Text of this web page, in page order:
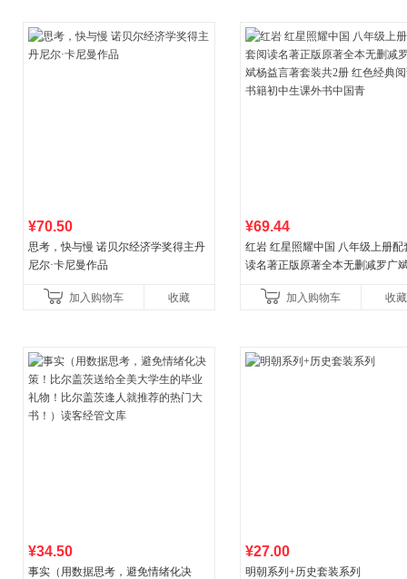
¥70.50
思考，快与慢 诺贝尔经济学奖得主丹
尼尔·卡尼曼作品
加入购物车 收藏
¥69.44
红岩 红星照耀中国 八年级上册配
读名著正版原著全本无删减罗广
初中生课外书中国青
加入购物车 收藏
¥34.50
事实（用数据思考，避免情绪化决
¥27.00
明朝系列+历史套装系列